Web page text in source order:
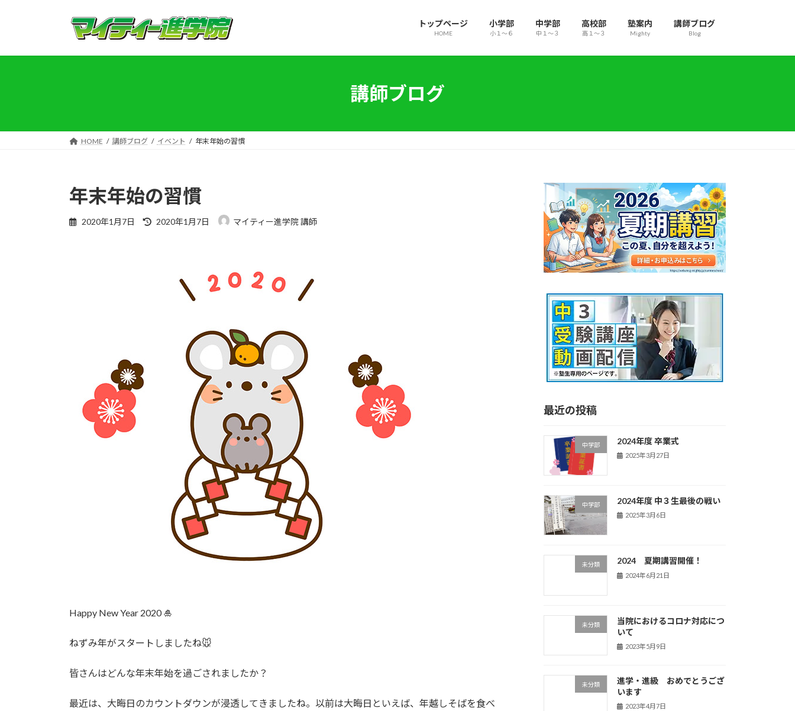
プ
動
トップページ
HOME
小学部
小１～６
中学部
中１～３
高校部
高１～３
塾案内
Mighty
講師ブログ
Blog
講師ブログ
HOME 講師ブログ イベント 年末年始の習慣
年末年始の習慣
2020年1月7日
最
2020年1月7日 マイティー進学院 講師
Happy New Year 2020 🎍
ねずみ年がスタートしましたね🐭
皆さんはどんな年末年始を過ごされましたか？
最近は、大晦日のカウントダウンが浸透してきましたね。以前は大晦日といえば、年越しそばを食べ
最近の投稿
中学部 2024年度 卒業式
2025年3月27日
中学部 2024年度 中３生最後の戦い
2025年3月6日
未分類 2024 夏期講習開催！
2024年6月21日
未分類
当院におけるコロナ対応につ
いて
2023年5月9日
未分類
進学・進級 おめでとうござ
います
2023年4月7日